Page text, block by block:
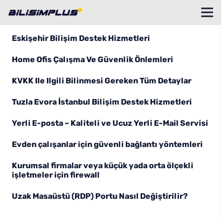
Eskişehir Bilişim Destek Hizmetleri
Home Ofis Çalışma Ve Güvenlik Önlemleri
KVKK Ile Ilgili Bilinmesi Gereken Tüm Detaylar
Tuzla Evora İstanbul Bilişim Destek Hizmetleri
Yerli E-posta – Kaliteli ve Ucuz Yerli E-Mail Servisi
Evden çalışanlar için güvenli bağlantı yöntemleri
Kurumsal firmalar veya küçük yada orta ölçekli
işletmeler için firewall
Uzak Masaüstü (RDP) Portu Nasıl Değiştirilir?